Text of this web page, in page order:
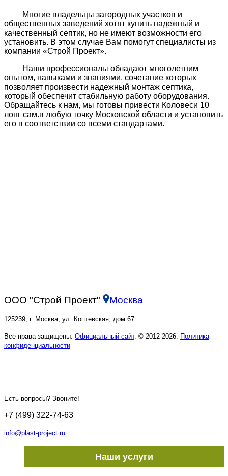
Многие владельцы загородных участков и
общественных заведений хотят купить надежный и
качественный септик, но не имеют возможности его
установить. В этом случае Вам помогут специалисты из
компании «Строй Проект».
Наши профессионалы обладают многолетним
опытом, навыками и знаниями, сочетание которых
позволяет произвести надежный монтаж септика,
который обеспечит стабильную работу оборудования.
Обращайтесь к нам, мы готовы привести Коловеси 10
лонг сам.в любую точку Московской области и установить
его в соответствии со всеми стандартами.
ООО "Строй Проект" Москва
125239, г. Москва, ул. Коптевская, дом 67
Все права защищены. Официальный сайт. © 2012-2026. Политика
конфиденциальности
Есть вопросы? Звоните!
+7 (499) 322-74-63
info@plast-project.ru
Наши услуги